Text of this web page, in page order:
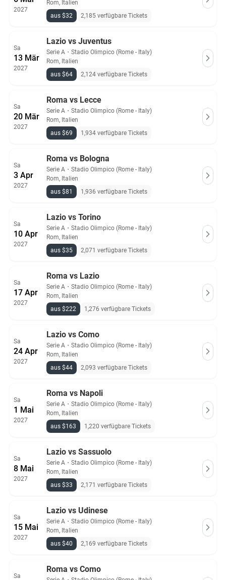
2027
Rom, Italien
aus $32
2,185 verfügbare Tickets
Sa
13 Mär
2027
Lazio vs Juventus
Serie A ・ Stadio Olimpico (Rome - Italy)
Rom, Italien
aus $64
2,124 verfügbare Tickets
Sa
20 Mär
2027
Roma vs Lecce
Serie A ・ Stadio Olimpico (Rome - Italy)
Rom, Italien
aus $69
1,934 verfügbare Tickets
Sa
3 Apr
2027
Roma vs Bologna
Serie A ・ Stadio Olimpico (Rome - Italy)
Rom, Italien
aus $81
1,936 verfügbare Tickets
Sa
10 Apr
2027
Lazio vs Torino
Serie A ・ Stadio Olimpico (Rome - Italy)
Rom, Italien
aus $35
2,071 verfügbare Tickets
Sa
17 Apr
2027
Roma vs Lazio
Serie A ・ Stadio Olimpico (Rome - Italy)
Rom, Italien
aus $222
1,276 verfügbare Tickets
Sa
24 Apr
2027
Lazio vs Como
Serie A ・ Stadio Olimpico (Rome - Italy)
Rom, Italien
aus $44
2,093 verfügbare Tickets
Sa
1 Mai
2027
Roma vs Napoli
Serie A ・ Stadio Olimpico (Rome - Italy)
Rom, Italien
aus $163
1,220 verfügbare Tickets
Sa
8 Mai
2027
Lazio vs Sassuolo
Serie A ・ Stadio Olimpico (Rome - Italy)
Rom, Italien
aus $33
2,171 verfügbare Tickets
Sa
15 Mai
2027
Lazio vs Udinese
Serie A ・ Stadio Olimpico (Rome - Italy)
Rom, Italien
aus $40
2,169 verfügbare Tickets
Sa
Roma vs Como